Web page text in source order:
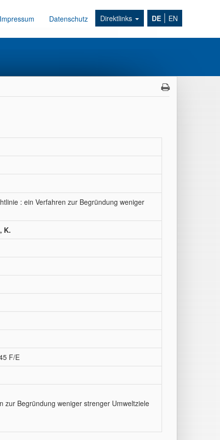
Impressum Datenschutz Direktlinks DE EN
: ein Verfahren zur Begründung weniger
K.
F/E
zur Begründung weniger strenger Umweltziele